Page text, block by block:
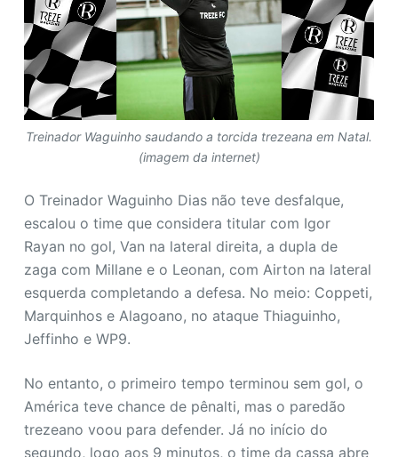
Treinador Waguinho saudando a torcida trezeana em Natal.
(imagem da internet)
O Treinador Waguinho Dias não teve desfalque,
escalou o time que considera titular com Igor
Rayan no gol, Van na lateral direita, a dupla de
zaga com Millane e o Leonan, com Airton na lateral
esquerda completando a defesa. No meio: Coppeti,
Marquinhos e Alagoano, no ataque Thiaguinho,
Jeffinho e WP9.
No entanto, o primeiro tempo terminou sem gol, o
América teve chance de pênalti, mas o paredão
trezeano voou para defender. Já no início do
segundo, logo aos 9 minutos, o time da cassa abre